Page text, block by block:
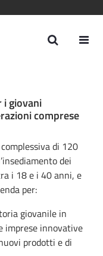
i giovani
comprese
di 120
dei
i 18 e i 40 anni, e
per:
giovanile in
imprese innovative
prodotti e di